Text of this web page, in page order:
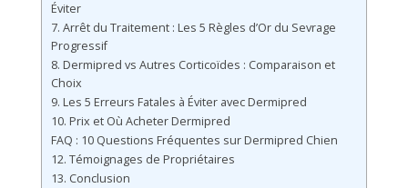
Éviter
7. Arrêt du Traitement : Les 5 Règles d’Or du Sevrage
Progressif
8. Dermipred vs Autres Corticoïdes : Comparaison et
Choix
9. Les 5 Erreurs Fatales à Éviter avec Dermipred
10. Prix et Où Acheter Dermipred
FAQ : 10 Questions Fréquentes sur Dermipred Chien
12. Témoignages de Propriétaires
13. Conclusion